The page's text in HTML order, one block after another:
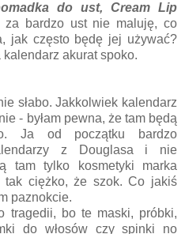
do ust, Cream Lip
bardzo ust nie maluję, co
jak często będę jej używać?
akurat spoko.
słabo. Jakkolwiek kalendarz
- byłam pewna, że tam będą
Ja od początku bardzo
z Douglasa i nie
tam tylko kosmetyki marka
tak ciężko, że szok. Co jakiś
paznokcie.
tragedii, bo te maski, próbki,
do włosów czy spinki no